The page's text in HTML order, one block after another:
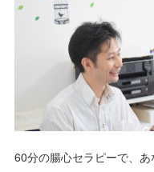
60分の腸心セラピーで、あ